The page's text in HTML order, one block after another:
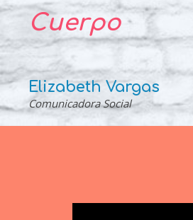
Cuerpo
Elizabeth Vargas
Comunicadora Social